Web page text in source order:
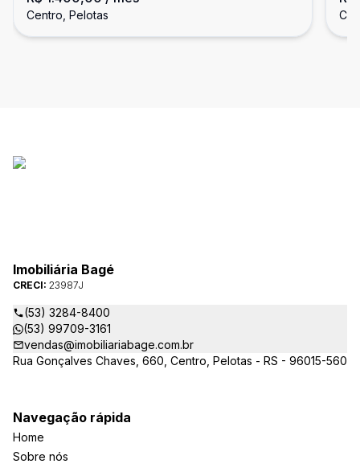
Centro, Pelotas
Imobiliária Bagé
CRECI: 23987J
(53) 3284-8400
(53) 99709-3161
vendas@imobiliariabage.com.br
Rua Gonçalves Chaves, 660, Centro, Pelotas - RS - 96015-560
Navegação rápida
Home
Sobre nós